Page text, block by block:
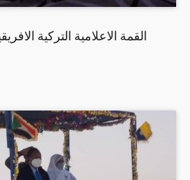
القمة الاعلامية التركية